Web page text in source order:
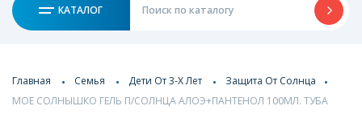
КАТАЛОГ
Главная Семья Дети От 3-Х Лет
Защита От Солнца
МОЕ СОЛНЫШКО ГЕЛЬ П/СОЛНЦА АЛОЭ+ПАНТЕНОЛ 100МЛ. ТУБА